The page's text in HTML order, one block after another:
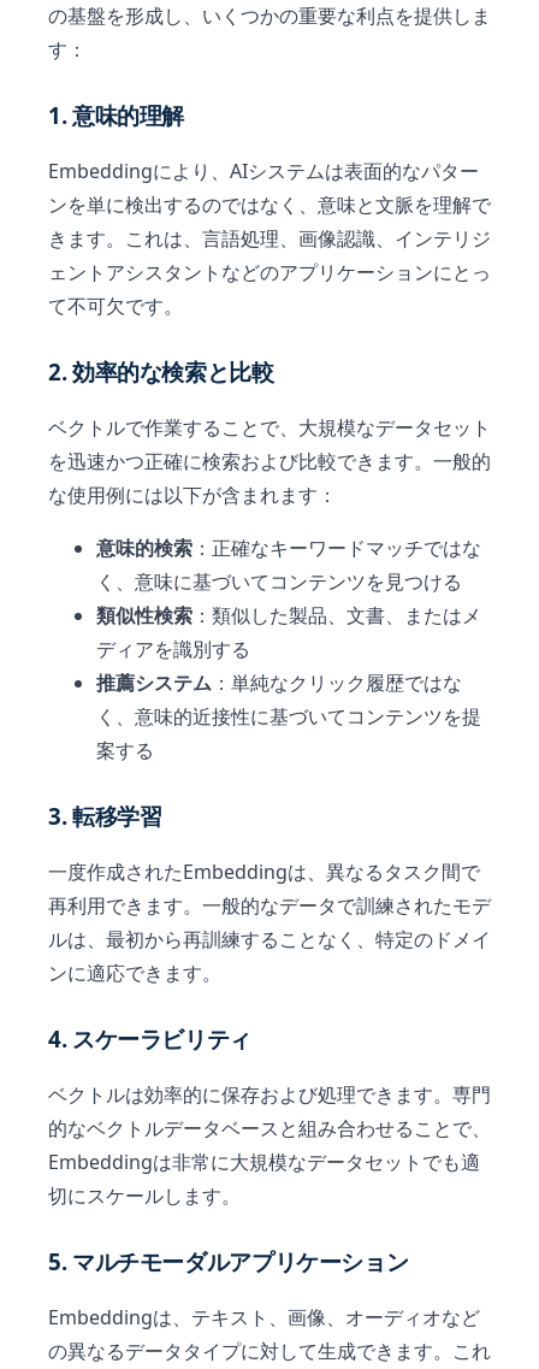
の基盤を形成し、いくつかの重要な利点を提供しま
す：
1. 意味的理解
Embeddingにより、AIシステムは表面的なパター
ンを単に検出するのではなく、意味と文脈を理解で
きます。これは、言語処理、画像認識、インテリジ
ェントアシスタントなどのアプリケーションにとっ
て不可欠です。
2. 効率的な検索と比較
ベクトルで作業することで、大規模なデータセット
を迅速かつ正確に検索および比較できます。一般的
な使用例には以下が含まれます：
意味的検索 ：正確なキーワードマッチではな
く、意味に基づいてコンテンツを見つける
類似性検索 ：類似した製品、文書、またはメ
ディアを識別する
推薦システム ：単純なクリック履歴ではな
く、意味的近接性に基づいてコンテンツを提
案する
3. 転移学習
一度作成されたEmbeddingは、異なるタスク間で
再利用できます。一般的なデータで訓練されたモデ
ルは、最初から再訓練することなく、特定のドメイ
ンに適応できます。
4. スケーラビリティ
ベクトルは効率的に保存および処理できます。専門
的なベクトルデータベースと組み合わせることで、
Embeddingは非常に大規模なデータセットでも適
切にスケールします。
5. マルチモーダルアプリケーション
Embeddingは、テキスト、画像、オーディオなど
の異なるデータタイプに対して生成できます。これ